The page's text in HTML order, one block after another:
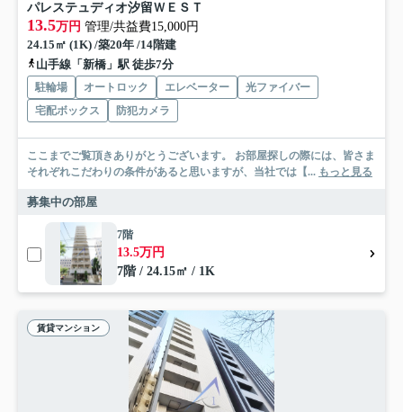
パレステュディオ汐留ＷＥＳＴ
13.5万円 管理/共益費15,000円
24.15㎡ (1K) /築20年 /14階建
山手線「新橋」駅 徒歩7分
駐輪場 オートロック エレベーター
光ファイバー
宅配ボックス
防犯カメラ
ここまでご覧頂きありがとうございます。 お部屋探しの際には、皆さま
それぞれこだわりの条件があると思いますが、当社では【... もっと見る
募集中の部屋
7階
13.5万円
7階 / 24.15㎡ / 1K
賃貸マンション